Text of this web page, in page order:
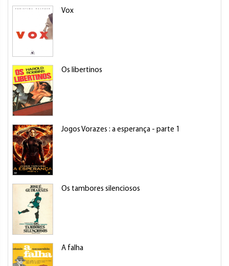
Vox
Os libertinos
Jogos Vorazes : a esperança - parte 1
Os tambores silenciosos
A falha